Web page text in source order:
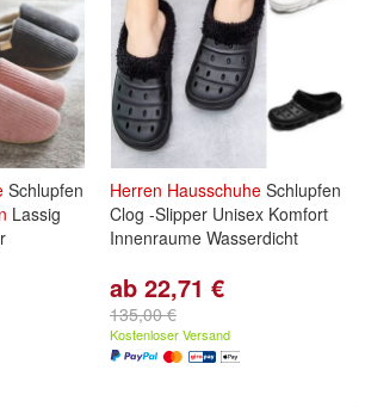
Schlupfen
Lassig
Herren Hausschuhe Schlupfen
Clog -Slipper Unisex Komfort
Innenraume Wasserdicht
ab 22,71 €
135,00 €
Kostenloser Versand